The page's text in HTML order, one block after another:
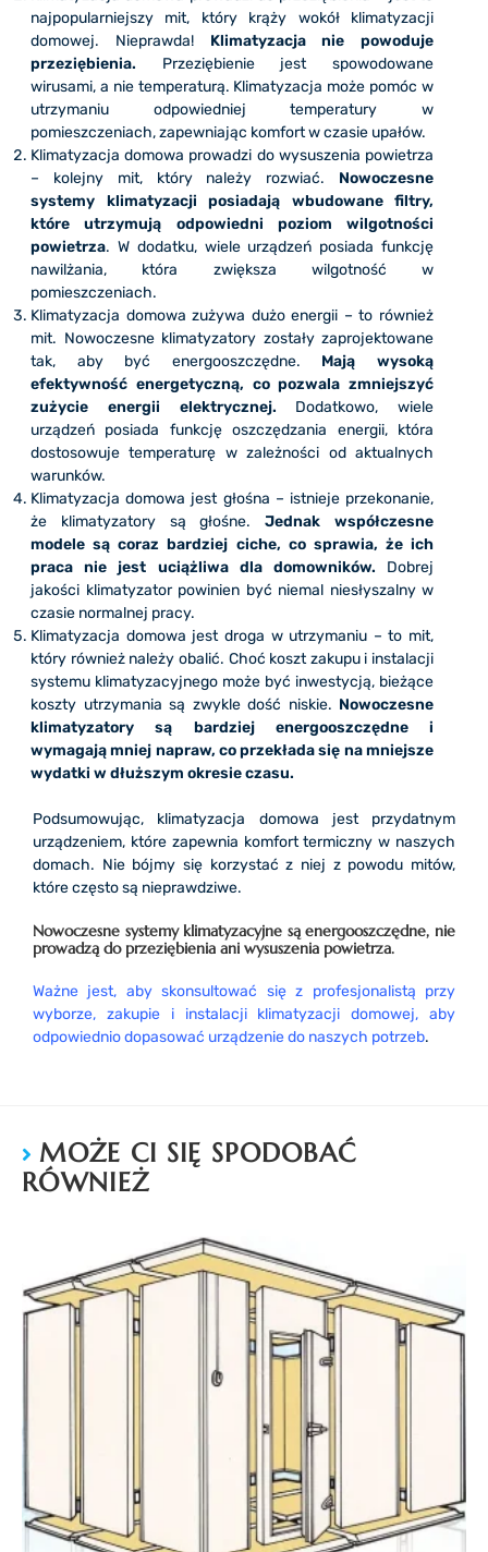
najpopularniejszy mit, który krąży wokół klimatyzacji
domowej. Nieprawda! Klimatyzacja nie powoduje
przeziębienia. Przeziębienie jest spowodowane
wirusami, a nie temperaturą. Klimatyzacja może pomóc w
utrzymaniu odpowiedniej temperatury w
pomieszczeniach, zapewniając komfort w czasie upałów.
Klimatyzacja domowa prowadzi do wysuszenia powietrza
– kolejny mit, który należy rozwiać. Nowoczesne
systemy klimatyzacji posiadają wbudowane filtry,
które utrzymują odpowiedni poziom wilgotności
powietrza. W dodatku, wiele urządzeń posiada funkcję
nawilżania, która zwiększa wilgotność w
pomieszczeniach.
Klimatyzacja domowa zużywa dużo energii – to również
mit. Nowoczesne klimatyzatory zostały zaprojektowane
tak, aby być energooszczędne. Mają wysoką
efektywność energetyczną, co pozwala zmniejszyć
zużycie energii elektrycznej. Dodatkowo, wiele
urządzeń posiada funkcję oszczędzania energii, która
dostosowuje temperaturę w zależności od aktualnych
warunków.
Klimatyzacja domowa jest głośna – istnieje przekonanie,
że klimatyzatory są głośne.Jednak współczesne
modele są coraz bardziej ciche, co sprawia, że ich
praca nie jest uciążliwa dla domowników. Dobrej
jakości klimatyzator powinien być niemal niesłyszalny w
czasie normalnej pracy.
Klimatyzacja domowa jest droga w utrzymaniu – to mit,
który również należy obalić. Choć koszt zakupu i instalacji
systemu klimatyzacyjnego może być inwestycją, bieżące
koszty utrzymania są zwykle dość niskie. Nowoczesne
klimatyzatory są bardziej energooszczędne i
wymagają mniej napraw, co przekłada się na mniejsze
wydatki w dłuższym okresie czasu.
Podsumowując, klimatyzacja domowa jest przydatnym
urządzeniem, które zapewnia komfort termiczny w naszych
domach. Nie bójmy się korzystać z niej z powodu mitów,
które często są nieprawdziwe.
Nowoczesne systemy klimatyzacyjne są energooszczędne, nie
prowadzą do przeziębienia ani wysuszenia powietrza.
Ważne jest, aby skonsultować się z profesjonalistą przy
wyborze, zakupie i instalacji klimatyzacji domowej, aby
odpowiednio dopasować urządzenie do naszych potrzeb.
MOŻE CI SIĘ SPODOBAĆ
RÓWNIEŻ